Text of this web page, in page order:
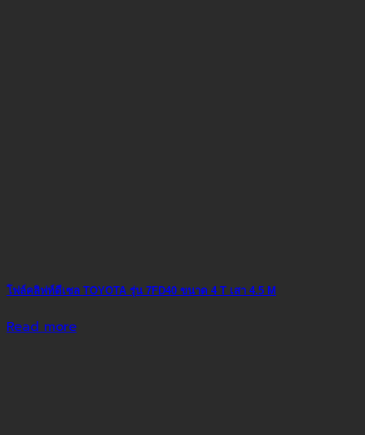
โฟล์คลิฟท์ดีเซล TOYOTA รุ่น 7FD40 ขนาด 4 T เสา 4.5 M
Read more